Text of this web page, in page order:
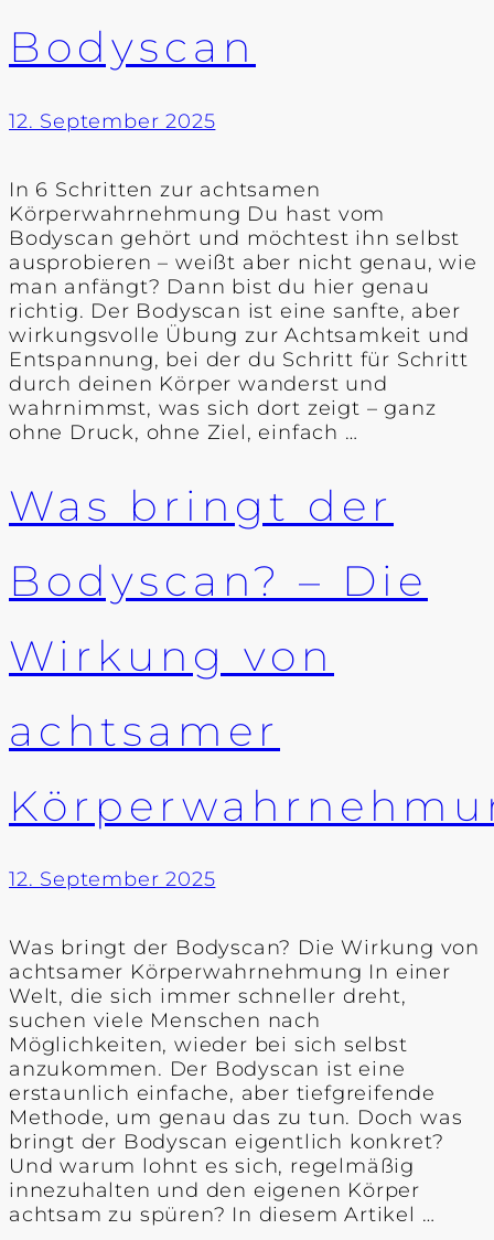
Bodyscan
12. September 2025
In 6 Schritten zur achtsamen
Körperwahrnehmung Du hast vom
Bodyscan gehört und möchtest ihn selbst
ausprobieren – weißt aber nicht genau, wie
man anfängt? Dann bist du hier genau
richtig. Der Bodyscan ist eine sanfte, aber
wirkungsvolle Übung zur Achtsamkeit und
Entspannung, bei der du Schritt für Schritt
durch deinen Körper wanderst und
wahrnimmst, was sich dort zeigt – ganz
ohne Druck, ohne Ziel, einfach …
Was bringt der
Bodyscan? – Die
Wirkung von
achtsamer
12. September 2025
Was bringt der Bodyscan? Die Wirkung von
achtsamer Körperwahrnehmung In einer
Welt, die sich immer schneller dreht,
suchen viele Menschen nach
Möglichkeiten, wieder bei sich selbst
anzukommen. Der Bodyscan ist eine
erstaunlich einfache, aber tiefgreifende
Methode, um genau das zu tun. Doch was
bringt der Bodyscan eigentlich konkret?
Und warum lohnt es sich, regelmäßig
innezuhalten und den eigenen Körper
achtsam zu spüren? In diesem Artikel …